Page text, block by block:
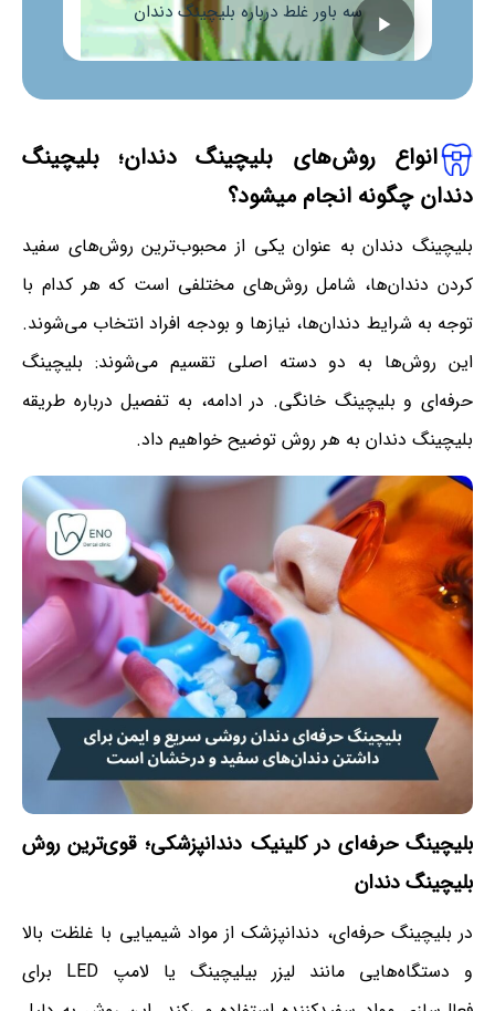
سه باور غلط درباره بلیچینگ دندان
انواع روش‌های بلیچینگ دندان؛ بلیچینگ
دندان چگونه انجام میشود؟
بلیچینگ دندان به عنوان یکی از محبوب‌ترین روش‌های سفید
کردن دندان‌ها، شامل روش‌های مختلفی است که هر کدام با
توجه به شرایط دندان‌ها، نیازها و بودجه افراد انتخاب می‌شوند.
این روش‌ها به دو دسته اصلی تقسیم می‌شوند: بلیچینگ
حرفه‌ای و بلیچینگ خانگی. در ادامه، به تفصیل درباره طریقه
بلیچینگ دندان به هر روش توضیح خواهیم داد.
بلیچینگ حرفه‌ای در کلینیک دندانپزشکی؛ قوی‌ترین روش
بلیچینگ دندان
در بلیچینگ حرفه‌ای، دندانپزشک از مواد شیمیایی با غلظت بالا
و دستگاه‌هایی مانند لیزر بیلیچینگ یا لامپ LED برای